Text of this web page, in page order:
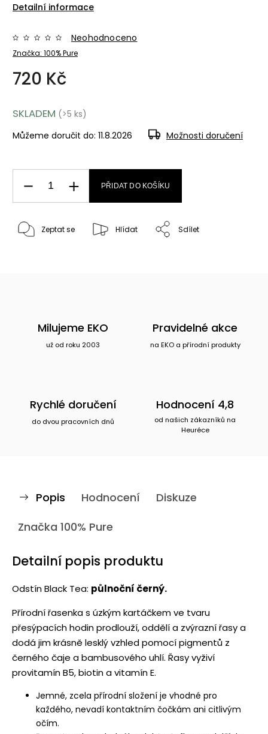
Detailní informace
Značka: 100% Pure
Neohodnoceno
720 Kč
SKLADEM (>5 ks)
Můžeme doručit do: 11.8.2026 Možnosti doručení
PŘIDAT DO KOŠÍKU
Zeptat se Hlídat Sdílet
Milujeme EKO
už od roku 2003
Pravidelné akce
na EKO a přírodní produkty
Rychlé doručení
do dvou pracovních dnů
Hodnocení 4,8
od našich zákazníků na
Heuréce
Popis Hodnocení
Diskuze
Značka 100% Pure
Detailní popis produktu
Odstín Black Tea: půlnoční černý.
Přírodní řasenka s úzkým kartáčkem ve tvaru
přesýpacích hodin prodlouží, oddělí a zvýrazní řasy a
dodá jim krásně lesklý vzhled pomocí pigmentů z
černého čaje a bambusového uhlí. Řasy vyživí
provitamín B5, biotin a vitamín E.
Jemné, zcela přírodní složení je vhodné pro
každého, nevadí kontaktním čočkám ani citlivým
očím.